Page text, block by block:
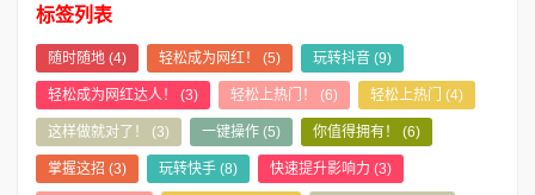
标签列表
随时随地 (4) 轻松成为网红！ (5) 玩转抖音 (9)
轻松成为网红达人！ (3) 轻松上热门！ (6) 轻松上热门 (4)
这样做就对了！ (3) 一键操作 (5) 你值得拥有！ (6)
掌握这招 (3) 玩转快手 (8) 快速提升影响力 (3)